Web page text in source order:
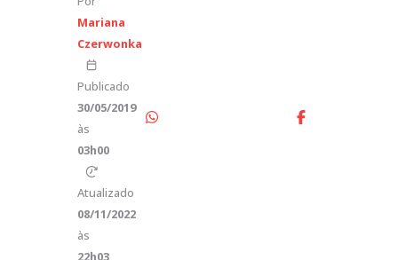
Mariana
Czerwonka
Publicado
30/05/2019
às
03h00
Atualizado
08/11/2022
às
22h03